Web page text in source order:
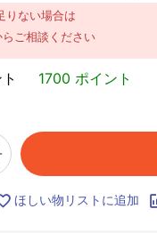
りない場合は
らご相談ください
1700 ポイント
ほしい物リストに追加